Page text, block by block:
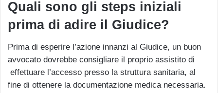
Quali sono gli steps iniziali
prima di adire il Giudice?
Prima di esperire l’azione innanzi al Giudice, un buon
avvocato dovrebbe consigliare il proprio assistito di
effettuare l’accesso presso la struttura sanitaria, al
fine di ottenere la documentazione medica necessaria.